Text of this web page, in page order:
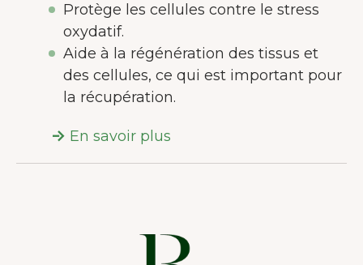
Protège les cellules contre le stress
oxydatif.
Aide à la régénération des tissus et
des cellules, ce qui est important pour
la récupération.
En savoir plus